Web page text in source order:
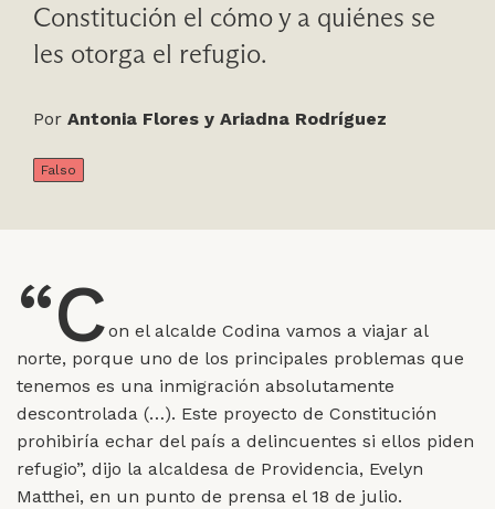
Constitución el cómo y a quiénes se
les otorga el refugio.
Por Antonia Flores y Ariadna Rodríguez
Falso
“Con el alcalde Codina vamos a viajar al
norte, porque uno de los principales problemas que
tenemos es una inmigración absolutamente
descontrolada (…). Este proyecto de Constitución
prohibiría echar del país a delincuentes si ellos piden
refugio”, dijo la alcaldesa de Providencia, Evelyn
Matthei, en un punto de prensa el 18 de julio.